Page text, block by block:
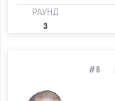
РАУНД
3
#6